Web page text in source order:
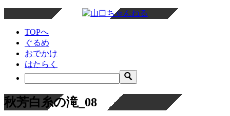
TOPへ
ぐるめ
おでかけ
はたらく
秋芳白糸の滝_08